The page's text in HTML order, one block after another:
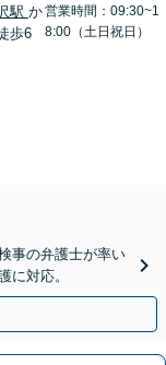
駅 か
歩6
営業時間：09:30~1
8:00（土日祝日）
事の弁護士が率い
に対応。